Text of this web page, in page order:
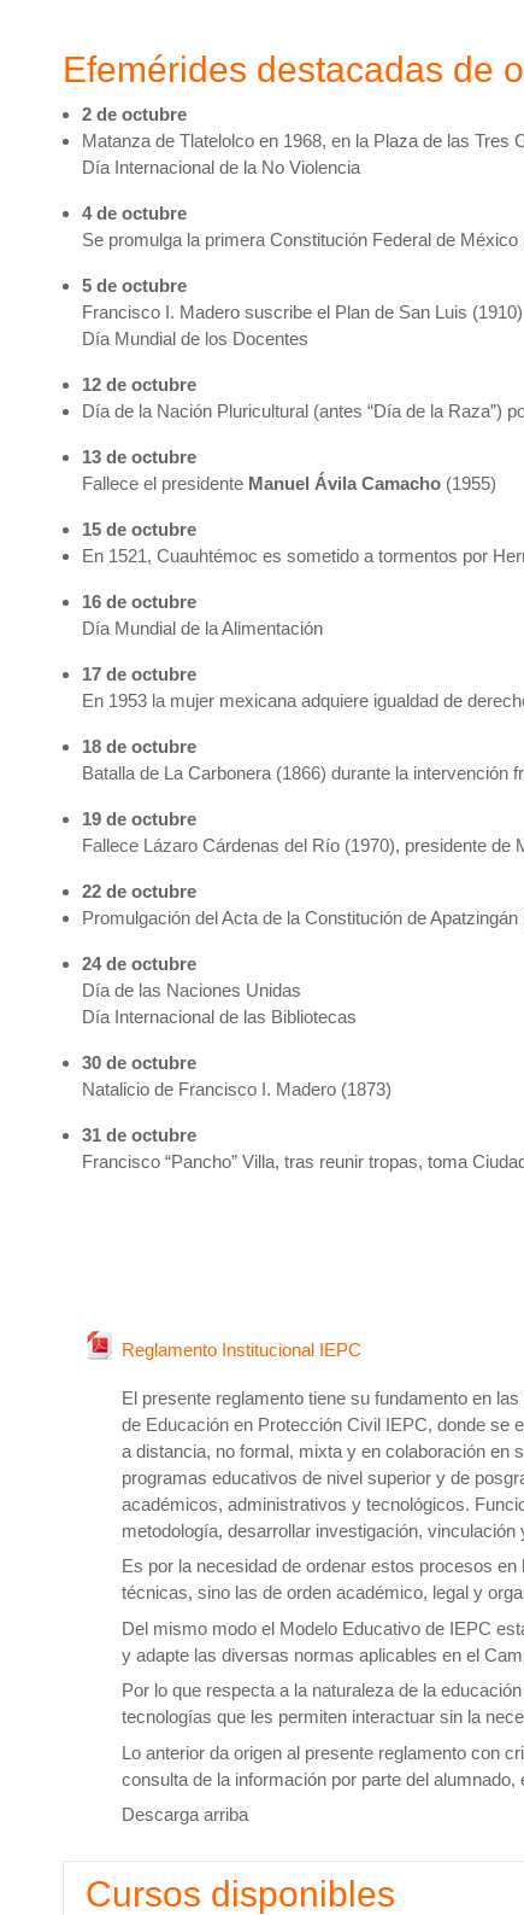
Efemérides destacadas de
2 de octubre
Matanza de Tlatelolco en 1968, en la Plaza de las Tres
Día Internacional de la No Violencia
4 de octubre
Se promulga la primera Constitución Federal de México
5 de octubre
Francisco I. Madero suscribe el Plan de San Luis (1910)
Día Mundial de los Docentes
12 de octubre
Día de la Nación Pluricultural (antes “Día de la Raza”)
13 de octubre
Fallece el presidente Manuel Ávila Camacho (1955)
15 de octubre
En 1521, Cuauhtémoc es sometido a tormentos por
16 de octubre
Día Mundial de la Alimentación
17 de octubre
En 1953 la mujer mexicana adquiere igualdad de
18 de octubre
Batalla de La Carbonera (1866) durante la intervención
19 de octubre
Fallece Lázaro Cárdenas del Río (1970), presidente de
22 de octubre
Promulgación del Acta de la Constitución de Apatzingán
24 de octubre
Día de las Naciones Unidas
Día Internacional de las Bibliotecas
30 de octubre
Natalicio de Francisco I. Madero (1873)
31 de octubre
Francisco “Pancho” Villa, tras reunir tropas, toma
Reglamento Institucional IEPC
Archivo
El presente reglamento tiene su fundamento en
de Educación en Protección Civil IEPC, donde se
a distancia, no formal, mixta y en colaboración
programas educativos de nivel superior y de
académicos, administrativos y tecnológicos.
metodología, desarrollar investigación,
Es por la necesidad de ordenar estos procesos
técnicas, sino las de orden académico, legal y
Del mismo modo el Modelo Educativo de IEPC
y adapte las diversas normas aplicables en el
Por lo que respecta a la naturaleza de la
tecnologías que les permiten interactuar sin la
Lo anterior da origen al presente reglamento con
consulta de la información por parte del
Descarga arriba
Cursos disponibles